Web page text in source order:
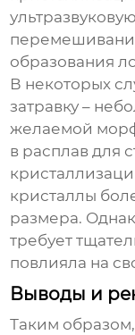
образования
В некоторых
затравку –
желаемой
в расплав для
кристаллы
размера.
требует
повлияла на
Выводы и
Таким